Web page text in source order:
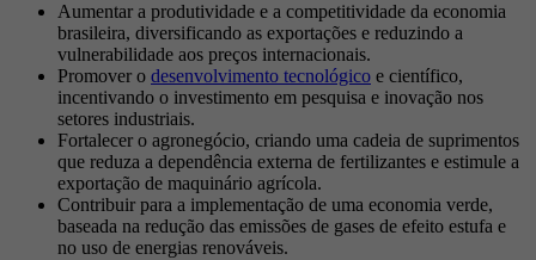
Aumentar a produtividade e a competitividade da economia
brasileira, diversificando as exportações e reduzindo a
vulnerabilidade aos preços internacionais.
Promover o desenvolvimento tecnológico e científico,
incentivando o investimento em pesquisa e inovação nos
setores industriais.
Fortalecer o agronegócio, criando uma cadeia de suprimentos
que reduza a dependência externa de fertilizantes e estimule a
exportação de maquinário agrícola.
Contribuir para a implementação de uma economia verde,
baseada na redução das emissões de gases de efeito estufa e
no uso de energias renováveis.